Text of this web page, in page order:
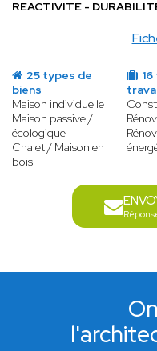
REACTIVITE -
25 types de
biens
Maison individuelle
Maison passive /
écologique
Chalet / Maison en
bois